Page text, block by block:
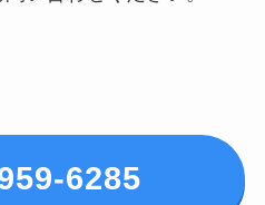
6285